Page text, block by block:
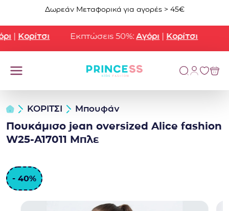
Μετάβαση στο περιεχόμενο
Δωρεάν Μεταφορικά για αγορές > 45€
|Κορίτσι Εκπτώσεις 50%:Αγόρι|Κορίτσι
ΚΟΡΙΤΣΙ Μπουφάν
Πουκάμισο jean oversized Alice fashion
W25-A17011 Μπλε
- 40%